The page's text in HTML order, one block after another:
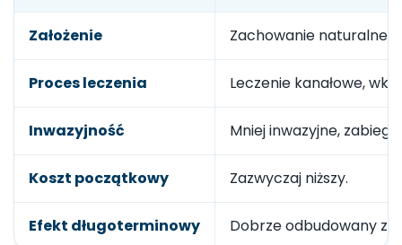
Założenie Zachowanie
Proces leczenia Leczenie kanałowe,
Inwazyjność Mniej inwazyjne,
Koszt początkowy Zazwyczaj niższy.
Efekt długoterminowy Dobrze odbudowany